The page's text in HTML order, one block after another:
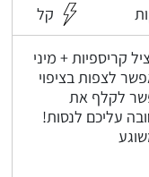
קל
קריספיות + מיני
עבודה! אפשר לצפות בציפוי
לקלף את
עליכם לנסות!